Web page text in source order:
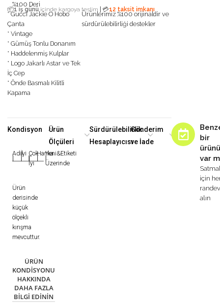
%100 Deri
📦1 iş günü içinde kargoya teslim 💳12 taksit imkanı
* Gucci Jackie O Hobo
Çanta
* Vintage
* Gümüş Tonlu Donanım
* Haddelenmiş Kulplar
* Logo Jakarlı Astar ve Tek
İç Cep
* Önde Basmalı Kilitli
Kapama
Ürünlerimiz %100 orijinaldir ve
sürdürülebilirliği destekler
Kondisyon
Adilİyi
|
Çok
İyi
Harika
|
Yeni&Etiketi
Üzerinde
Ürün
derisinde
küçük
ölçekli
kırışma
mevcuttur.
ÜRÜN
KONDISYONU
HAKKINDA
DAHA FAZLA
BILGI EDININ
Ürün
Ölçüleri
Sürdürülebilirlik
Hesaplayıcısı
Gönderim
ve İade
bir
var
için
alın